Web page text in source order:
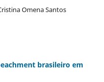
Omena Santos
brasileiro em